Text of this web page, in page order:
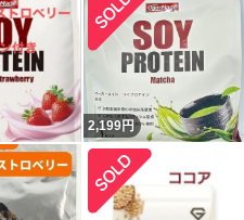
2,199円